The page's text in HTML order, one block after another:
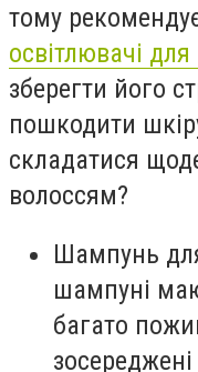
тому
освітлювачі
зберегти його
пошкодити
складатися
волоссям?
Шампунь
шампуні
багато